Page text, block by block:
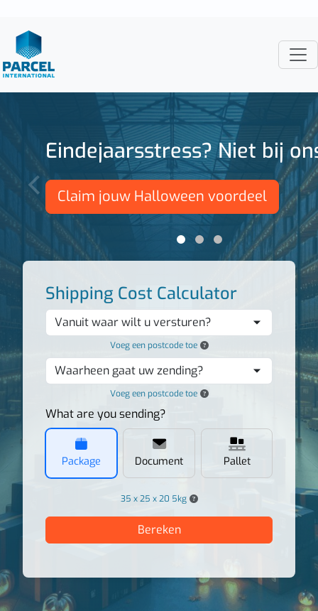
Eindejaarsstress? Niet bij
Claim jouw Halloween voordeel
‹
Shipping Cost Calculator
Vanuit waar wilt u versturen?
Voeg een postcode toe
Waarheen gaat uw zending?
Voeg een postcode toe
What are you sending?
Package Document Pallet
35 x 25 x 20 5kg
Bereken
35 x 25 x 20 2kg